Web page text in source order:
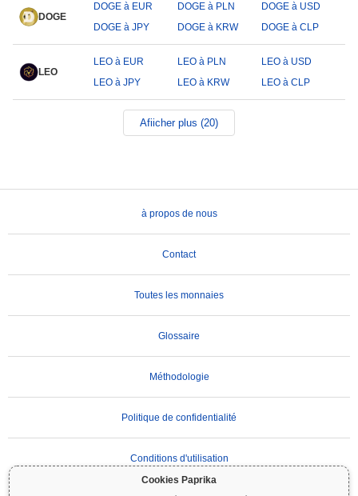
Cookies Paprika
DOGE
DOGE à EUR DOGE à PLN
DOGE à USD
DOGE à JPY
DOGE à KRW DOGE à CLP
LEO
LEO à EUR LEO à PLN
LEO à USD
LEO à JPY
LEO à KRW LEO à CLP
Afiicher plus (20)
à propos de nous
Contact
Toutes les monnaies
Glossaire
Méthodologie
Politique de confidentialité
Conditions d'utilisation